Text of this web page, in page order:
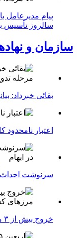
سالروز تأسیس
سازمان و
بقائی خبرداد:
اعتبار
سرنوشت احداث
خروج بیش از ۳ میلیون و ۳۵۲ هزار زائر از مرزهای کشور